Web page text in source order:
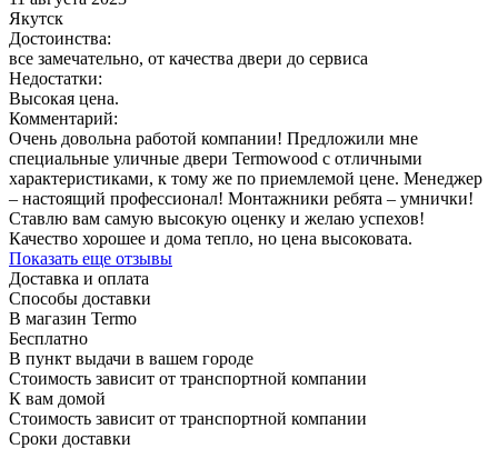
Якутск
Достоинства:
все замечательно, от качества двери до сервиса
Недостатки:
Высокая цена.
Комментарий:
Очень довольна работой компании! Предложили мне
специальные уличные двери Termowood с отличными
характеристиками, к тому же по приемлемой цене. Менеджер
– настоящий профессионал! Монтажники ребята – умнички!
Ставлю вам самую высокую оценку и желаю успехов!
Качество хорошее и дома тепло, но цена высоковата.
Показать еще отзывы
Доставка и оплата
Способы доставки
В магазин Termo
Бесплатно
В пункт выдачи в вашем городе
Стоимость зависит от транспортной компании
К вам домой
Стоимость зависит от транспортной компании
Сроки доставки